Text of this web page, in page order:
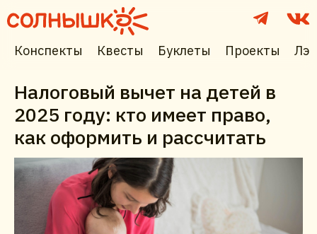
Конспекты Квесты Буклеты Проекты
Налоговый вычет на детей в
2025 году: кто имеет право,
как оформить и рассчитать